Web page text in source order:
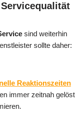
sind weiterhin
sollte daher:
Reaktionszeiten
immer zeitnah gelöst